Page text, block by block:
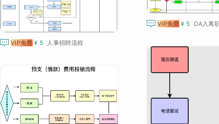
 VIP免费 ¥ 5 OA入离
 VIP免费 ¥ 5 人事招聘流程